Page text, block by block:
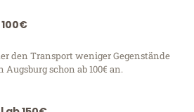
den Transport weniger Gegenstände
Augsburg schon ab 100€ an.